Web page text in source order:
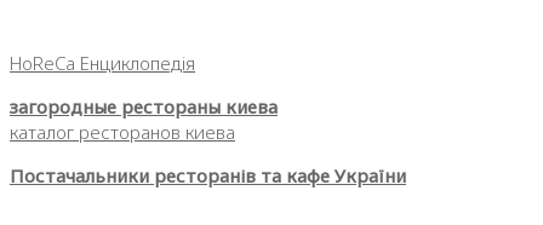
HoReCa Енциклопедія
загородные рестораны киева
каталог ресторанов киева
Постачальники ресторанів та кафе України